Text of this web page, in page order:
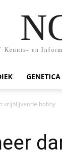
Kennis- en
GENETICA
vrijblijvende hobby